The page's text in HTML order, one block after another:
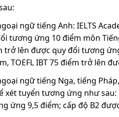
ngữ tiếng Anh: IELTS
tương ứng 10 điểm môn
trở lên được quy đổi tương
TOEFL IBT 75 điểm trở lên
ngữ tiếng Nga, tiếng
xét tuyển tương ứng như
ứng 9,5 điểm; cấp độ B2